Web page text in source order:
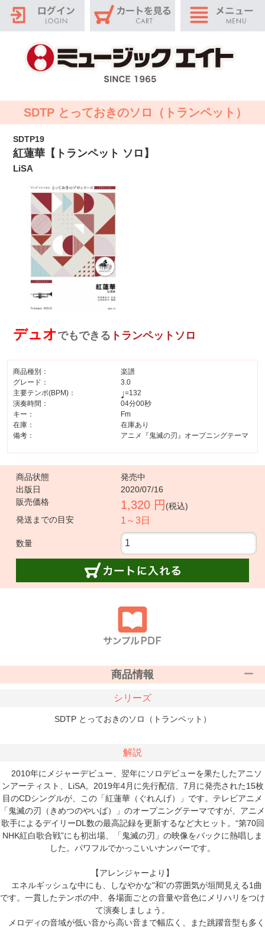
SDTP とっておきのソロ（トランペット）
SDTP19
紅蓮華【トランペット ソロ】
LiSA
デュオでもできる トランペットソロ
商品種別：
楽譜
グレード：
3.0
主要テンポ(BPM)：
=132
演奏時間：
04分00秒
キー：
Fm
在庫：
在庫あり
備考：
アニメ『鬼滅の刃』オープニングテーマ
商品状態
発売中
出版日
2020/07/16
販売価格
1,320 円 (税込)
発送までの目安
1～3日
数量
商品情報
シリーズ
SDTP とっておきのソロ（トランペット）
解説
2010年にメジャーデビュー、翌年にソロデビューを果たしたアニソ
ンアーティスト、LiSA。2019年4月に先行配信、7月に発売された15枚
目のCDシングルが、この「紅蓮華（ぐれんげ）」です。テレビアニメ
「鬼滅の刃（きめつのやいば）」のオープニングテーマですが、アニメ
歌手によるデイリーDL数の最高記録を更新するなど大ヒット。“第70回
NHK紅白歌合戦”にも初出場、「鬼滅の刃」の映像をバックに熱唱しま
した。パワフルでかっこいいナンバーです。
【アレンジャーより】
エネルギッシュな中にも、しなやかな"和"の雰囲気が垣間見える1曲
です。一貫したテンポの中、各場面ごとの音量や音色にメリハリをつけ
て演奏しましょう。
メロディの音域が低い音から高い音まで幅広く、また跳躍音型も多く